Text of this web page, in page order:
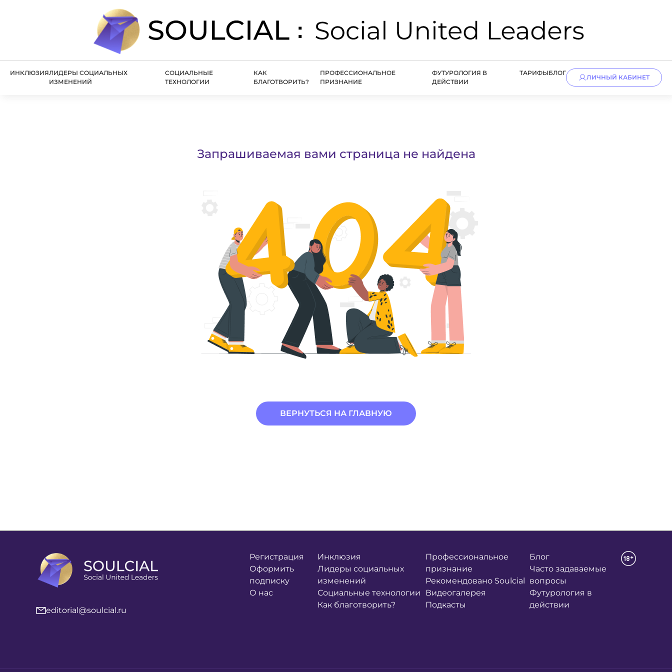
ИНКЛЮЗИЯЛИДЕРЫ СОЦИАЛЬНЫХ
ИЗМЕНЕНИЙ
СОЦИАЛЬНЫЕ
ТЕХНОЛОГИИ
КАК
БЛАГОТВОРИТЬ?
ПРОФЕССИОНАЛЬНОЕ
ПРИЗНАНИЕ
ФУТУРОЛОГИЯ В
ДЕЙСТВИИ
ТАРИФЫБЛОГ
ЛИЧНЫЙ КАБИНЕТ
Запрашиваемая вами страница не найдена
ВЕРНУТЬСЯ НА ГЛАВНУЮ
editorial@soulcial.ru
Регистрация
Оформить
подписку
О нас
Инклюзия
Лидеры социальных
изменений
Социальные технологии
Как благотворить?
Профессиональное
признание
Рекомендовано Soulcial
Видеогалерея
Подкасты
Блог
Часто задаваемые
вопросы
Футурология в
действии